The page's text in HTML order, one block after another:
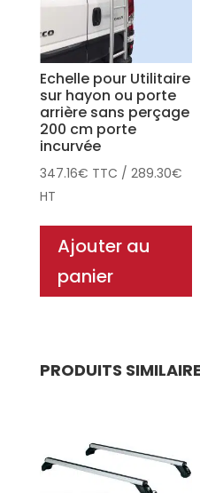
Echelle pour Utilitaire
sur hayon ou porte
arrière sans perçage
200 cm porte
incurvée
347.16€ TTC / 289.30€
HT
Ajouter au
panier
PRODUITS